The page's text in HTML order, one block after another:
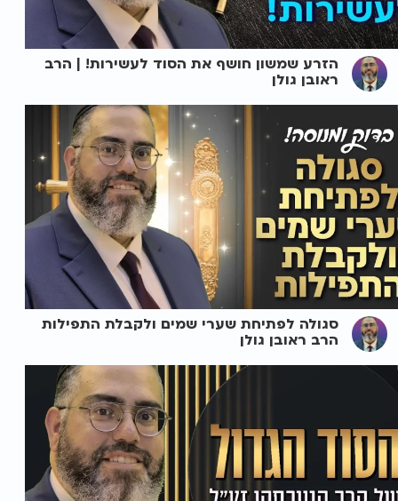
הזרע שמשון חושף את הסוד לעשירות! | הרב
ראובן גולן
סגולה לפתיחת שערי שמים ולקבלת התפילות
הרב ראובן גולן